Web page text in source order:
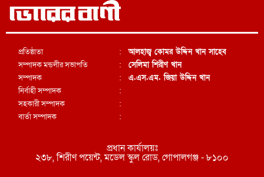
প্রতিষ্ঠাতা
সম্পাদক মন্ডলীর সভাপতি
সম্পাদক
নির্বাহী সম্পাদক
সহকারী সম্পাদক
বার্তা সম্পাদক
:
:
:
:
:
:
আলহাজ্ব কোমর উদ্দিন খান সাহেব
সেলিমা শিরীণ খান
এ.এস.এম. জিয়া উদ্দিন খান
প্রধান কার্যালয়ঃ
২৩৮, শিরীণ পয়েন্ট, মডেল স্কুল রোড, গোপালগঞ্জ - ৮১০০